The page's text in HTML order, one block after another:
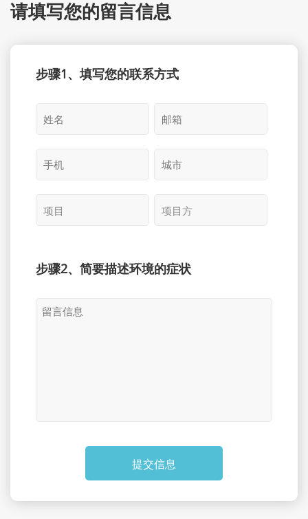
请填写您的留言信息
步骤1、填写您的联系方式
步骤2、简要描述环境的症状
提交信息